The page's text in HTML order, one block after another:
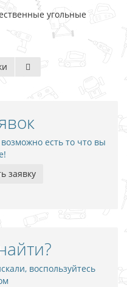
угольные
есть то что вы
заявку
воспользуйтесь